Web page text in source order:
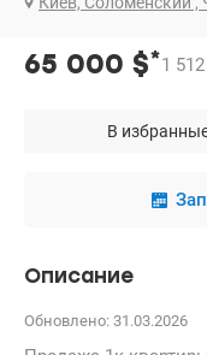
65 000 $*1 512
В
Описание
Обновлено: 31.03.2026